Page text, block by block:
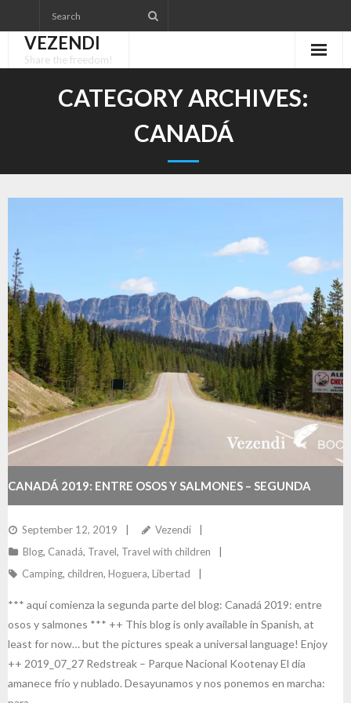
to
contentVEZENDI
Share the freedom!
CATEGORY ARCHIVES:
CANADÁ
CANADÁ 2019: ENTRE OSOS Y SALMONES – SEGUNDA
PARTE
September 12, 2019
Vezendi
Blog, Canadá, Travel, Travel with children
Camping, children, Hoguera, Libertad
*** aquí comienza la segunda parte del blog: Canadá 2019: entre
osos y salmones *** ++ This blog is only available in Spanish, at
least for now… but the pictures speak a universal language! Enjoy
++ 2019_07_27 Redstreak – Parque Nacional Kootenay El día
amanece frío y nublado. Desayunamos y nos ponemos en marcha: